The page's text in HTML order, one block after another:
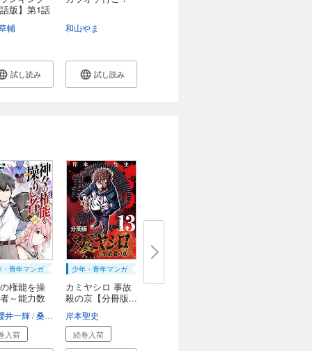
版】第1話
輔
試し読み
和山やま
試し読み
・青年マンガ
権能を操
～能力数
井一輝 桑島黎音
入荷
少年・青年マンガ
カミヤシロ 事故
殺の京【分冊版...
岸本聖史
続巻入荷